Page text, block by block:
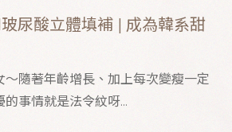
尿酸立體填補 | 成為韓系甜
～隨著年齡增長、加上每次變瘦一定
事情就是法令紋呀...